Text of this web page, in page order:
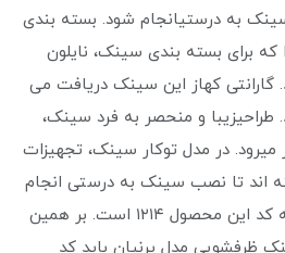
به درستیانجام شود. بسته بندی
برای بسته بندی سینک، نایلون
گارانتی کهاز این سینک دریافت می‌
باشد. طراحیزیبا و منحصر به فرد سینک،
در مدل توکار سینک، تجهیزات
اند تا نصب سینک به درستی انجام
شود. توجه داشته باشید که کد این محصول ۱۲۱۴ است. بر همین
ظرفشویی مدل پرنیان باید کد